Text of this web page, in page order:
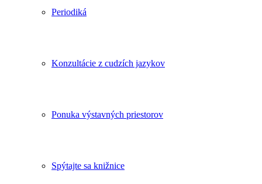
Periodiká
Konzultácie z cudzích jazykov
Ponuka výstavných priestorov
Spýtajte sa knižnice